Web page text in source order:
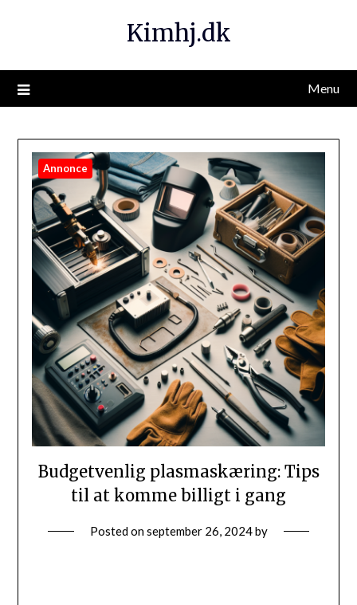
Kimhj.dk
Menu
Annonce
Budgetvenlig plasmaskæring: Tips
til at komme billigt i gang
Posted onseptember 26, 2024by